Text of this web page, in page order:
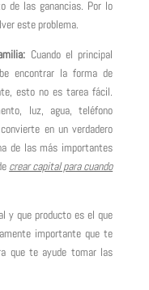
de las ganancias. Por lo
este problema.
Cuando el principal
encontrar la forma de
esto no es tarea fácil.
luz, agua, teléfono
en un verdadero
de las más importantes
crear capital para cuando
y que producto es el que
importante que te
que te ayude tomar las